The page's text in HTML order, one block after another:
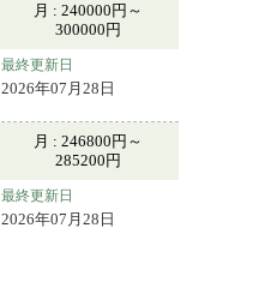
月 : 240000円～
300000円
最終更新日
2026年07月28日
月 : 246800円～
285200円
最終更新日
2026年07月28日